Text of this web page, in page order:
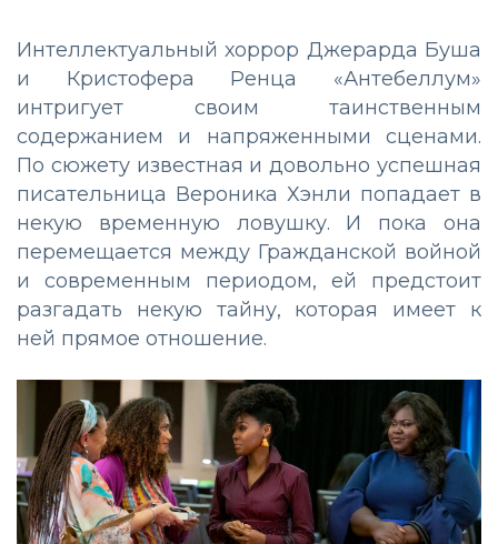
Интеллектуальный хоррор Джерарда Буша
и Кристофера Ренца «Антебеллум»
интригует своим таинственным
содержанием и напряженными сценами.
По сюжету известная и довольно успешная
писательница Вероника Хэнли попадает в
некую временную ловушку. И пока она
перемещается между Гражданской войной
и современным периодом, ей предстоит
разгадать некую тайну, которая имеет к
ней прямое отношение.